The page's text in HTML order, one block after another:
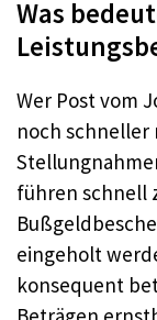
Was
Wer Post vom
noch schneller
führen schnell
eingeholt
konsequent